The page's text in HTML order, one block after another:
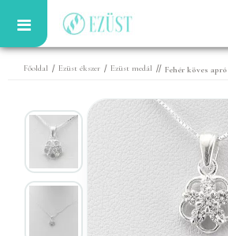
Főoldal / Ezüst ékszer / Ezüst medál // Fehér köves